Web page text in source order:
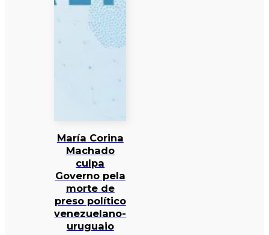
María Corina
Machado
culpa
Governo pela
morte de
preso político
venezuelano-
uruguaio